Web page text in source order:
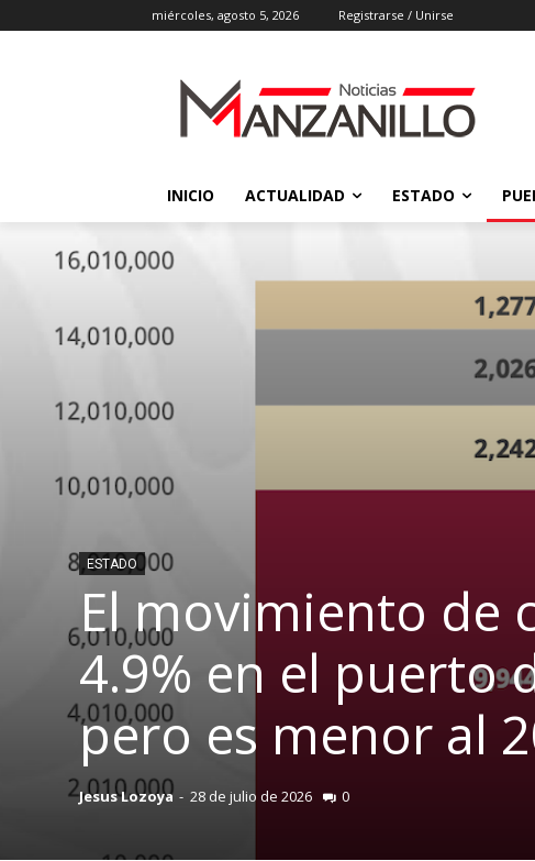
miércoles, agosto 5, 2026 Registrarse / Unirse
INICIO ACTUALIDAD ESTADO
ESTADO
El movimiento de
4.9% en el puerto
pero es menor al
Jesus Lozoya - 28 de julio de 2026 0